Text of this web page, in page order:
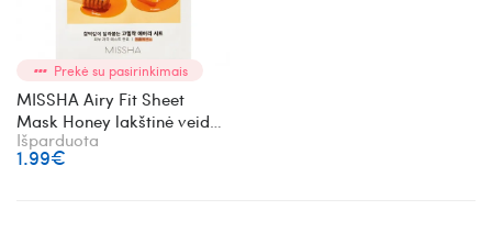
Prekė su pasirinkimais
MISSHA Airy Fit Sheet
Mask Honey lakštinė veido
kaukė su medumi
Išparduota
1.99€